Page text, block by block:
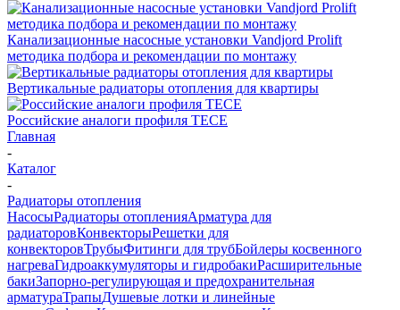
Канализационные насосные установки Vandjord Prolift
методика подбора и рекомендации по монтажу
Вертикальные радиаторы отопления для квартиры
Российские аналоги профиля TECE
Главная
-
Каталог
-
Радиаторы отопления
НасосыРадиаторы отопленияАрматура для
радиаторовКонвекторыРешетки для
конвекторовТрубыФитинги для трубБойлеры косвенного
нагреваГидроаккумуляторы и гидробакиРасширительные
бакиЗапорно-регулирующая и предохранительная
арматураТрапыДушевые лотки и линейные